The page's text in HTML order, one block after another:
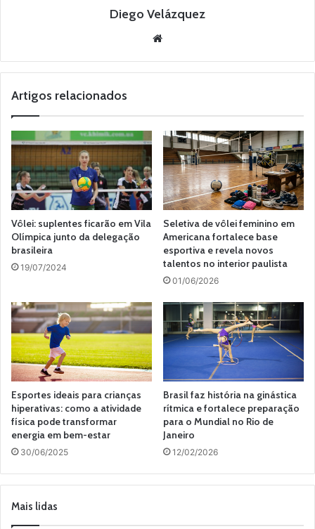
Diego Velázquez
Website
Artigos relacionados
Vôlei: suplentes ficarão em Vila
Olímpica junto da delegação
brasileira
19/07/2024
Seletiva de vôlei feminino em
Americana fortalece base
esportiva e revela novos
talentos no interior paulista
01/06/2026
Esportes ideais para crianças
hiperativas: como a atividade
física pode transformar
energia em bem-estar
30/06/2025
Brasil faz história na ginástica
rítmica e fortalece preparação
para o Mundial no Rio de
Janeiro
12/02/2026
Mais lidas